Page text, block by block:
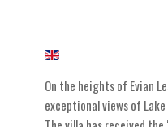
On the heights of Evian
exceptional views of Lake